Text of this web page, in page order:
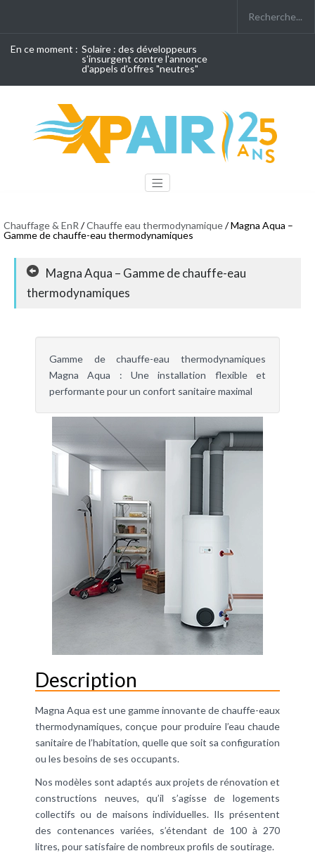
En ce moment : Solaire : des développeurs
s'insurgent contre l'annonce
d'appels d'offres "neutres"
Chauffage & EnR /Chauffe eau thermodynamique/ Magna Aqua –
Gamme de chauffe-eau thermodynamiques
Magna Aqua – Gamme de chauffe-eau
thermodynamiques
Gamme de chauffe-eau thermodynamiques
Magna Aqua : Une installation flexible et
performante pour un confort sanitaire maximal
Description
Magna Aqua est une gamme innovante de chauffe-eaux
thermodynamiques, conçue pour produire l’eau chaude
sanitaire de l’habitation, quelle que soit sa configuration
ou les besoins de ses occupants.
Nos modèles sont adaptés aux projets de rénovation et
constructions neuves, qu’il s’agisse de logements
collectifs ou de maisons individuelles. Ils présentent
des contenances variées, s’étendant de 100 à 270
litres, pour satisfaire de nombreux profils de soutirage.